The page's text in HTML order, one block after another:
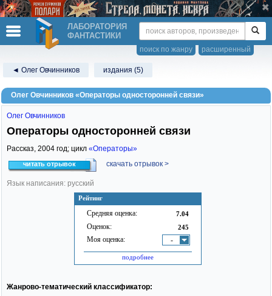
ЛАБОРАТОРИЯ
ФАНТАСТИКИ
расширенный
поиск по жанру
◄ Олег Овчинников издания (5)
Олег Овчинников «Операторы односторонней связи»
Рейтинг
Средняя оценка: 7.04
Оценок: 245
Моя оценка: -
подробнее
Олег Овчинников
Операторы односторонней связи
Рассказ, 2004 год; цикл «Операторы»
читать отрывок скачать отрывок >
Язык написания: русский
Жанрово-тематический классификатор: